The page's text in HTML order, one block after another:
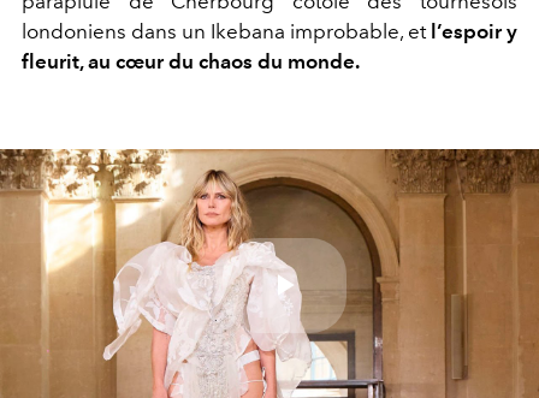
londoniens dans un Ikebana improbable, et l’espoir y
fleurit, au cœur du chaos du monde.
Play